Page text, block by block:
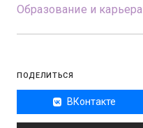
Образование и карьера
ПОДЕЛИТЬСЯ
ВКонтакте